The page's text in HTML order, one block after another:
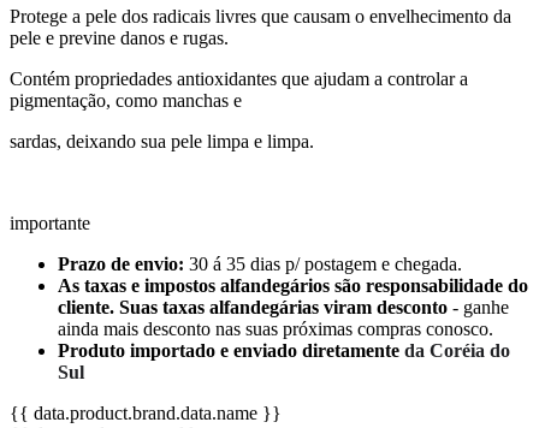
Protege a pele dos radicais livres que causam o envelhecimento da
pele e previne danos e rugas.
Contém propriedades antioxidantes que ajudam a controlar a
pigmentação, como manchas e
sardas, deixando sua pele limpa e limpa.
importante
Prazo de envio: 30 á 35 dias p/ postagem e chegada.
As taxas e impostos alfandegários são responsabilidade do
cliente. Suas taxas alfandegárias viram desconto - ganhe
ainda mais desconto nas suas próximas compras conosco.
Produto importado e enviado diretamente da Coréia do
Sul
{{ data.product.brand.data.name }}